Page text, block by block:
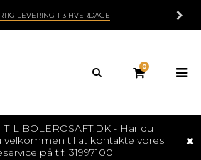
LEVERING 1-3 HVERDAGE
0
BOLEROSAFT.DK - Har du
velkommen til at kontakte vores
på tlf. 31997100